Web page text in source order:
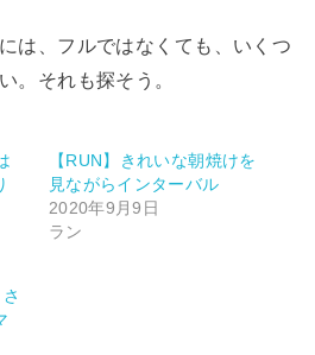
は、フルではなくても、いくつ
。それも探そう。
【RUN】きれいな朝焼けを
見ながらインターバル
2020年9月9日
ラン